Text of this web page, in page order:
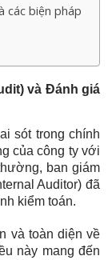
các biện pháp
và Đánh giá
sót trong chính
của công ty với
ban giám
Auditor) đã
kiểm toán.
và toàn diện về
này mang đến